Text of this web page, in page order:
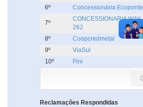
6º
Concessionária Ecoponte
7º
CONCESSIONARIA WAY
262
8º Coopcredmetal
9º
ViaSul
10º
Fini
Reclamações Respondidas